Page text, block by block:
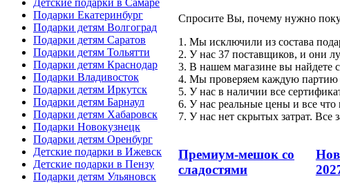
Спросите Вы, почему нужно
1. Мы исключили из состава
2. У нас 37 поставщиков, и они
3. В нашем магазине вы найдете
4. Мы проверяем каждую партию
5. У нас в наличии все
6. У нас реальные цены и все что
7. У нас нет скрытых затрат. Все
Премиум-мешок со
сладостями
Детские подарки в Самаре
Подарки Екатеринбург
Подарки детям Волгоград
Подарки детям Саратов
Подарки детям Тольятти
Подарки детям Краснодар
Подарки Владивосток
Подарки детям Иркутск
Подарки детям Барнаул
Подарки детям Хабаровск
Подарки Новокузнецк
Подарки детям Оренбург
Детские подарки в Ижевск
Детские подарки в Пензу
Подарки детям Ульяновск